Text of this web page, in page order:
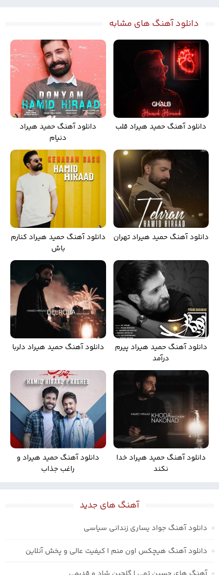
دانلود آهنگ های مشابه
دانلود آهنگ حمید هیراد قلب
دانلود آهنگ حمید هیراد
دنیام
دانلود آهنگ حمید هیراد تهران
دانلود آهنگ حمید هیراد کنارم
باش
دانلود آهنگ حمید هیراد پیرم
درآمد
دانلود آهنگ حمید هیراد دلربا
دانلود آهنگ حمید هیراد خدا
نکند
دانلود آهنگ حمید هیراد و
راغب جذاب
آهنگ های جدید
دانلود آهنگ جواد یساری زندانی سیاسی
دانلود آهنگ هیچکس اون منم | کیفیت عالی و پخش آنلاین